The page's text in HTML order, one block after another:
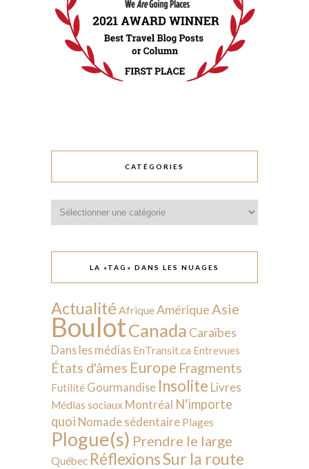
CATÉGORIES
LA «TAG» DANS LES NUAGES
Actualité AfriqueAmérique Asie
BoulotCanada Caraïbes
Dans les médias EnTransit.ca Entrevues
États d'âmes Europe Fragments
Futilité Gourmandise Insolite Livres
Médias sociaux Montréal N'importe
quoi Nomade sédentaire Plages
Plogue(s) Prendre le large
Québec RéflexionsSur la route